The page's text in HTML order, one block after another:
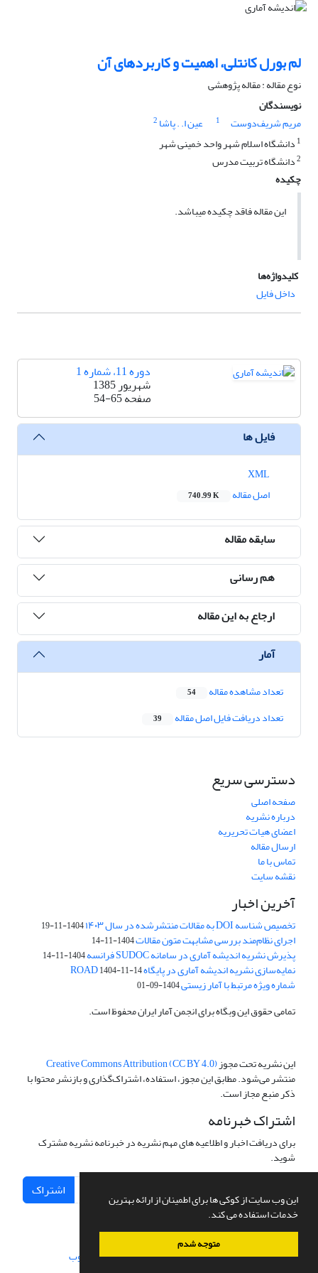
این وب سایت از کوکی ها برای اطمینان از ارائه بهترین
خدمات استفاده می کند.
متوجه شدم
لم بورل کانتلی، اهمیت و کاربردهای آن
نوع مقاله : مقاله پژوهشی
نویسندگان
مریم شریف‌دوست
1 عین ا. . پاشا 2
1 دانشگاه اسلام شهر واحد خمینی شهر
2دانشگاه تربیت مدرس
چکیده
این مقاله فاقد چکیده می​باشد.
کلیدواژه‌ها
داخل فایل
دوره 11، شماره 1
شهریور 1385
صفحه54-65
فایل ها
اصل مقاله
740.99 K
سابقه مقاله
هم رسانی
ارجاع به این مقاله
آمار
تعداد مشاهده مقاله 54
تعداد دریافت فایل اصل مقاله 39
دسترسی سریع
صفحه اصلی
درباره نشریه
اعضای هیات تحریریه
ارسال مقاله
تماس با ما
نقشه سایت
آخرین اخبار
تخصیص شناسه DOI به مقالات منتشرشده در سال ۱۴۰۳ 1404-11-19
اجرای نظام‌مند بررسی مشابهت متون مقالات1404-11-14
پذیرش نشریه اندیشه آماری در سامانه SUDOC فرانسه 1404-11-14
نمایه‌سازی نشریه اندیشه آماری در پایگاه ROAD1404-11-14
شماره ویژه مرتبط با آمار زیستی1404-09-01
تمامی حقوق این وبگاه برای انجمن آمار ایران محفوظ است.
این نشریه تحت مجوزCreative Commons Attribution (CC BY 4.0)
منتشر می‌شود. مطابق این مجوز، استفاده، اشتراک‌گذاری و بازنشر محتوا با
ذکر منبع مجاز است.
اشتراک خبرنامه
برای دریافت اخبار و اطلاعیه های مهم نشریه در خبرنامه نشریه مشترک
شوید.
اشتراک
سامانه مدیریت نشریات علمی.طراحی و پیاده سازی از سیناوب